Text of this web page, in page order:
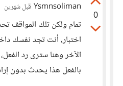
0
Ysmnsoliman قبل شهرين
تمام ولكن تلك المواقف
اختبار، أنت تجد نفسك
الآخر وهنا سترى رد
بالفعل هذا يحدث بدون